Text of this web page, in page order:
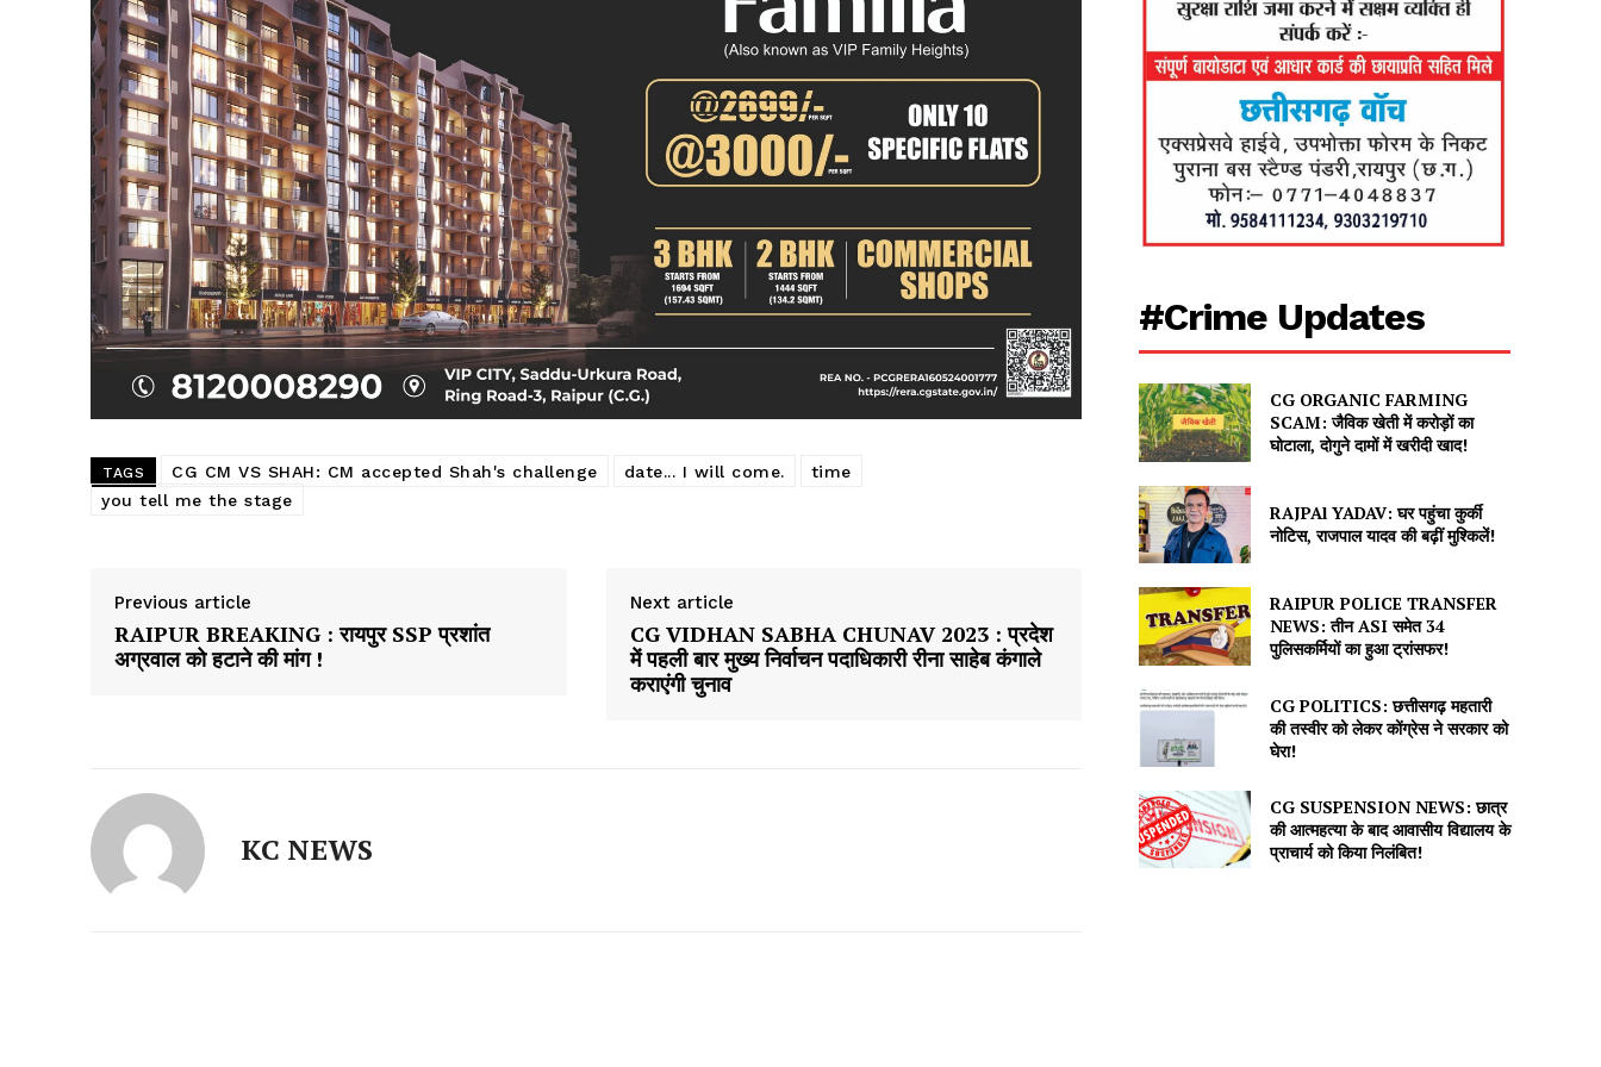
TAGS CG CM VS SHAH: CM accepted Shah's challenge date... I will come.
time
you tell me the stage
Previous article
RAIPUR BREAKING : रायपुर SSP प्रशांत
अग्रवाल को हटाने की मांग !
Next article
CG VIDHAN SABHA CHUNAV 2023 : प्रदेश
में पहली बार मुख्‍य निर्वाचन पदाधिकारी रीना साहेब कंगाले
कराएंगी चुनाव
KC NEWS
#Crime Updates
CG ORGANIC FARMING
SCAM: जैविक खेती में करोड़ों का
घोटाला, दोगुने दामों में खरीदी खाद!
RAJPAl YADAV: घर पहुंचा कुर्की
नोटिस, राजपाल यादव की बढ़ीं मुश्किलें!
RAIPUR POLICE TRANSFER
NEWS: तीन ASI समेत 34
पुलिसकर्मियों का हुआ ट्रांसफर!
CG POLITICS: छत्तीसगढ़ महतारी
की तस्वीर को लेकर कोंग्रेस ने सरकार को
घेरा!
CG SUSPENSION NEWS: छात्र
की आत्महत्या के बाद आवासीय विद्यालय के
प्राचार्य को किया निलंबित!